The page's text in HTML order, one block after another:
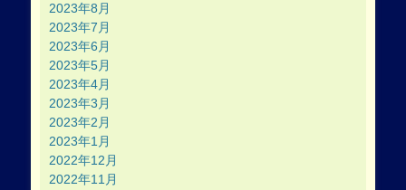
2023年8月
2023年7月
2023年6月
2023年5月
2023年4月
2023年3月
2023年2月
2023年1月
2022年12月
2022年11月